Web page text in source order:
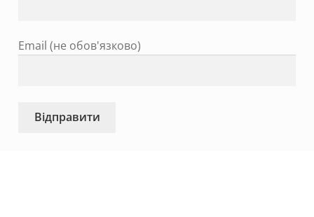
Email (не обов'язково)